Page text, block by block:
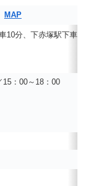
MAP
10分、下赤塚駅下車徒
15：00～18：00